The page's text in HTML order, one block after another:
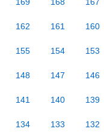
162 161 160
155 154 153
148 147 146
141 140 139
134 133 132